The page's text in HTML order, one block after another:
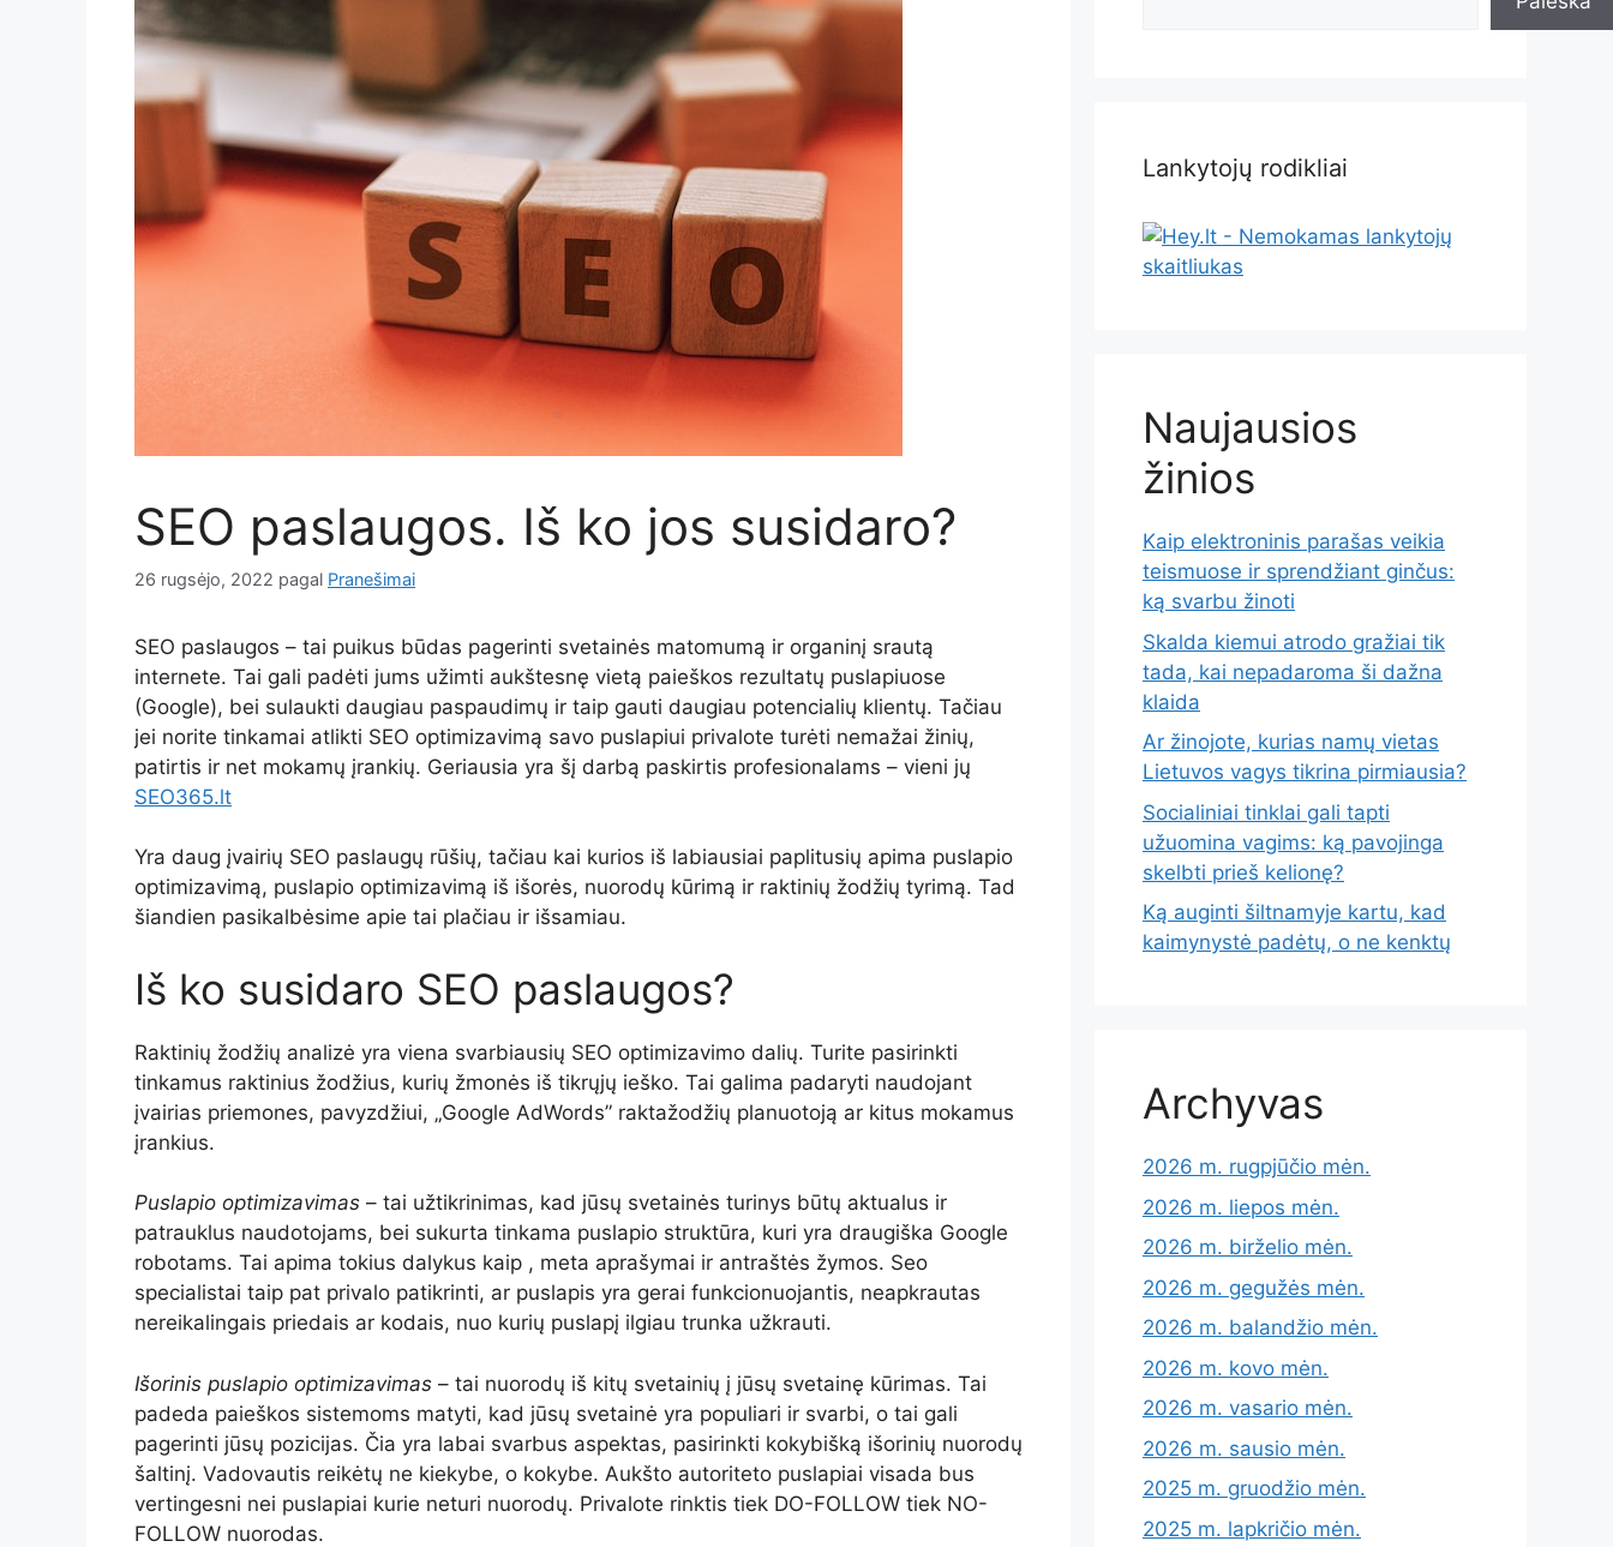
SEO paslaugos. Iš ko jos susidaro?
26 rugsėjo, 2022 pagal Pranešimai
SEO paslaugos – tai puikus būdas pagerinti svetainės matomumą ir organinį srautą
internete. Tai gali padėti jums užimti aukštesnę vietą paieškos rezultatų puslapiuose
(Google), bei sulaukti daugiau paspaudimų ir taip gauti daugiau potencialių klientų. Tačiau
jei norite tinkamai atlikti SEO optimizavimą savo puslapiui privalote turėti nemažai žinių,
patirtis ir net mokamų įrankių. Geriausia yra šį darbą paskirtis profesionalams – vieni jų
SEO365.lt
Yra daug įvairių SEO paslaugų rūšių, tačiau kai kurios iš labiausiai paplitusių apima puslapio
optimizavimą, puslapio optimizavimą iš išorės, nuorodų kūrimą ir raktinių žodžių tyrimą. Tad
šiandien pasikalbėsime apie tai plačiau ir išsamiau.
Iš ko susidaro SEO paslaugos?
Raktinių žodžių analizė yra viena svarbiausių SEO optimizavimo dalių. Turite pasirinkti
tinkamus raktinius žodžius, kurių žmonės iš tikrųjų ieško. Tai galima padaryti naudojant
įvairias priemones, pavyzdžiui, „Google AdWords” raktažodžių planuotoją ar kitus mokamus
įrankius.
Puslapio optimizavimas – tai užtikrinimas, kad jūsų svetainės turinys būtų aktualus ir
patrauklus naudotojams, bei sukurta tinkama puslapio struktūra, kuri yra draugiška Google
robotams. Tai apima tokius dalykus kaip , meta aprašymai ir antraštės žymos. Seo
specialistai taip pat privalo patikrinti, ar puslapis yra gerai funkcionuojantis, neapkrautas
nereikalingais priedais ar kodais, nuo kurių puslapį ilgiau trunka užkrauti.
Išorinis puslapio optimizavimas – tai nuorodų iš kitų svetainių į jūsų svetainę kūrimas. Tai
padeda paieškos sistemoms matyti, kad jūsų svetainė yra populiari ir svarbi, o tai gali
pagerinti jūsų pozicijas. Čia yra labai svarbus aspektas, pasirinkti kokybišką išorinių nuorodų
šaltinį. Vadovautis reikėtų ne kiekybe, o kokybe. Aukšto autoriteto puslapiai visada bus
vertingesni nei puslapiai kurie neturi nuorodų. Privalote rinktis tiek DO-FOLLOW tiek NO-
FOLLOW nuorodas.
Lankytojų rodikliai
Naujausios
žinios
Kaip elektroninis parašas veikia
teismuose ir sprendžiant ginčus:
ką svarbu žinoti
Skalda kiemui atrodo gražiai tik
tada, kai nepadaroma ši dažna
klaida
Ar žinojote, kurias namų vietas
Lietuvos vagys tikrina pirmiausia?
Socialiniai tinklai gali tapti
užuomina vagims: ką pavojinga
skelbti prieš kelionę?
Ką auginti šiltnamyje kartu, kad
kaimynystė padėtų, o ne kenktų
Archyvas
2026 m. rugpjūčio mėn.
2026 m. liepos mėn.
2026 m. birželio mėn.
2026 m. gegužės mėn.
2026 m. balandžio mėn.
2026 m. kovo mėn.
2026 m. vasario mėn.
2026 m. sausio mėn.
2025 m. gruodžio mėn.
2025 m. lapkričio mėn.